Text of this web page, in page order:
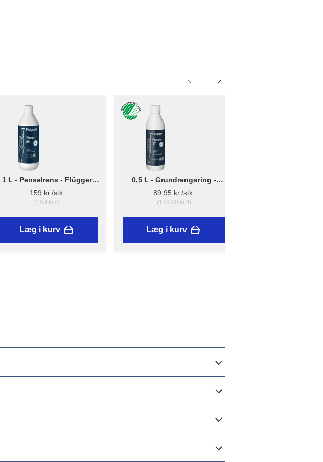
1 L - Penselrens - Flügger
Fluren 59
159 kr./stk.
(159 kr./l)
Læg i kurv
0,5 L - Grundrengøring -
Flügger Fluren 37
89,95 kr./stk.
(179,90 kr./l)
Læg i kurv